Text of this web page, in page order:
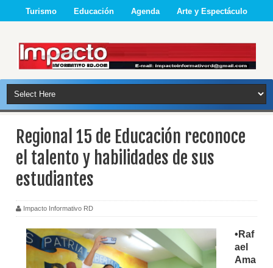
Turismo Educación Agenda Arte y Espectáculo
Regional 15 de Educación reconoce
el talento y habilidades de sus
estudiantes
Impacto Informativo RD
•Raf
ael
Ama